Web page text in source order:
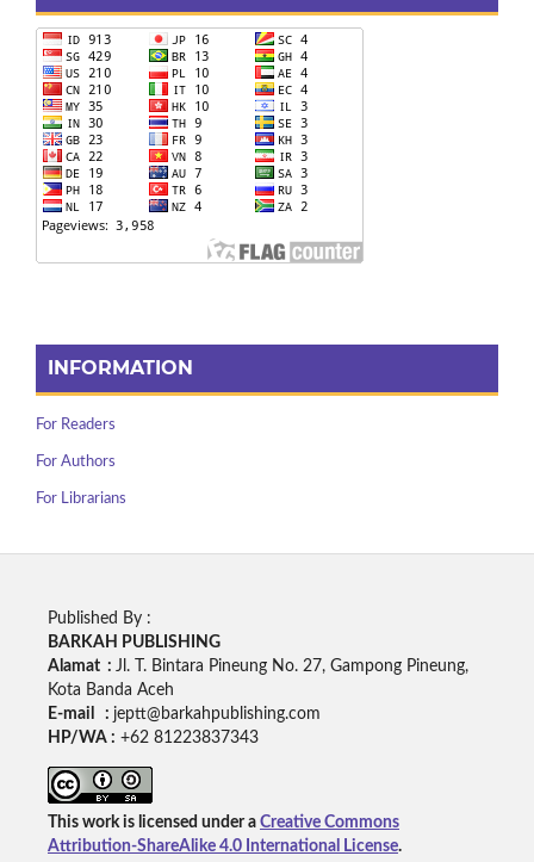
INFORMATION
For Readers
For Authors
For Librarians
Published By :
BARKAH PUBLISHING
Alamat : Jl. T. Bintara Pineung No. 27, Gampong Pineung,
Kota Banda Aceh
E-mail : jeptt@barkahpublishing.com
HP/WA : +62 81223837343
This work is licensed under a Creative Commons
Attribution-ShareAlike 4.0 International License.